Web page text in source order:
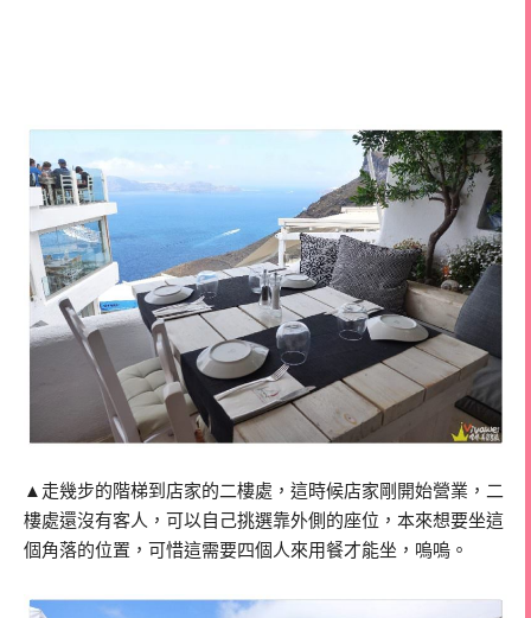
▲走幾步的階梯到店家的二樓處，這時候店家剛開始營業，二
樓處還沒有客人，可以自己挑選靠外側的座位，本來想要坐這
個角落的位置，可惜這需要四個人來用餐才能坐，嗚嗚。